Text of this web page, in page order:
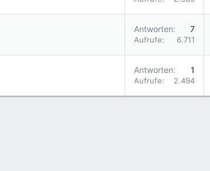
Antworten 7
Aufrufe 6.711
Antworten 1
Aufrufe 2.494